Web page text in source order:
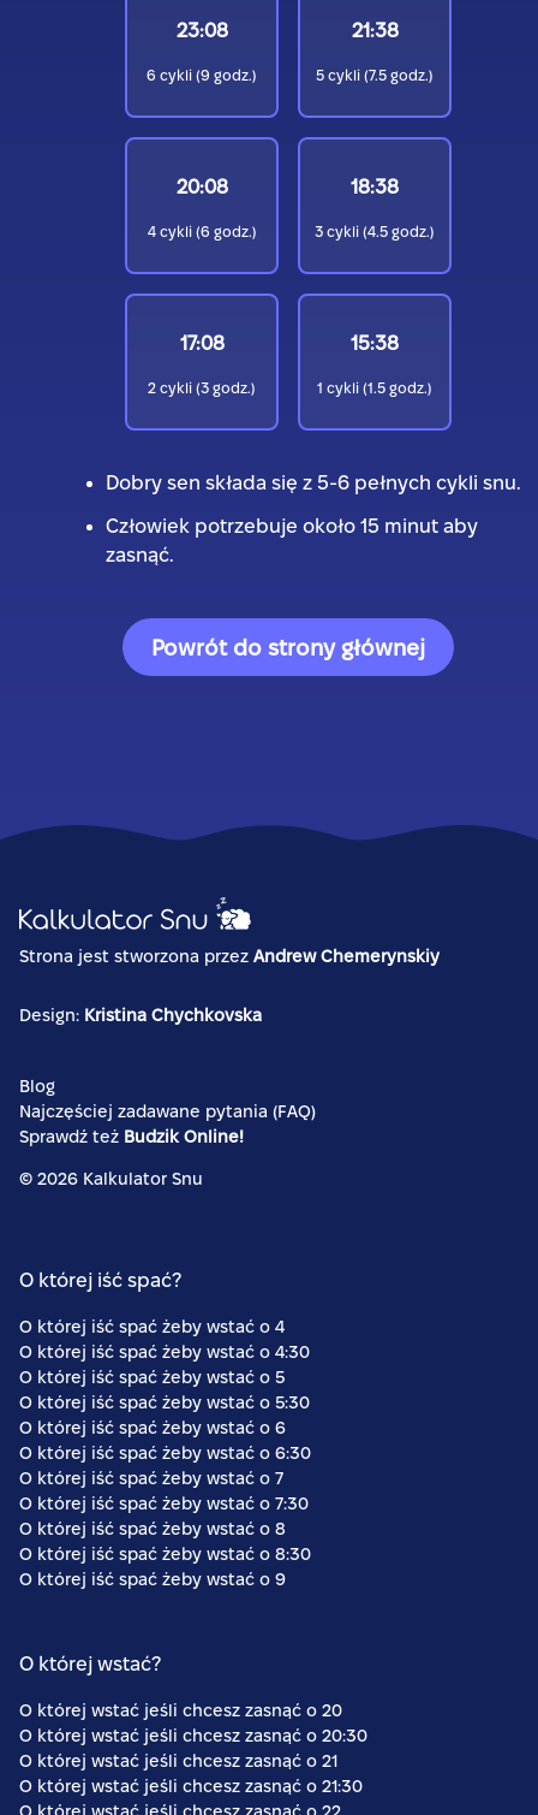
23:08
6 cykli (9 godz.)
21:38
5 cykli (7.5 godz.)
20:08
4cykli (6 godz.)
18:38
3 cykli (4.5 godz.)
17:08
2 cykli (3 godz.)
15:38
1 cykli (1.5 godz.)
Dobry sen składa się z 5-6 pełnych cykli snu.
Człowiek potrzebuje około 15 minut aby
zasnąć.
Powrót do strony głównej
Strona jest stworzona przez Andrew Chemerynskiy
Design: Kristina Chychkovska
Blog
Najczęściej zadawane pytania (FAQ)
Sprawdź też Budzik Online!
© 2026 Kalkulator Snu
O której iść spać?
O której iść spać żeby wstać o 4
O której iść spać żeby wstać o 4:30
O której iść spać żeby wstać o 5
O której iść spać żeby wstać o 5:30
O której iść spać żeby wstać o 6
O której iść spać żeby wstać o 6:30
O której iść spać żeby wstać o 7
O której iść spać żeby wstać o 7:30
O której iść spać żeby wstać o 8
O której iść spać żeby wstać o 8:30
O której iść spać żeby wstać o 9
O której wstać?
O której wstać jeśli chcesz zasnąć o 20
O której wstać jeśli chcesz zasnąć o 20:30
O której wstać jeśli chcesz zasnąć o 21
O której wstać jeśli chcesz zasnąć o 21:30